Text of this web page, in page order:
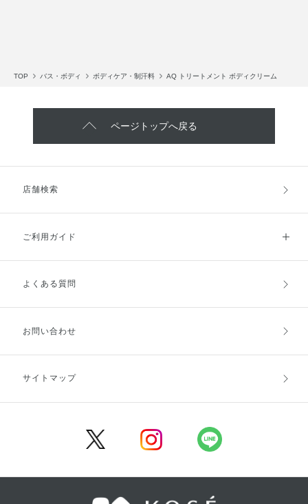
TOP バス・ボディ ボディケア・制汗料 AQ トリートメント ボディクリーム
ページトップへ戻る
店舗検索
ご利用ガイド
ご利用ガイドトップ
お支払方法
キャンセル・返品・交換
よくある質問
お問い合わせ
サイトマップ